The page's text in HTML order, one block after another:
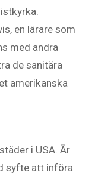
en lärare som
med andra
de sanitära
amerikanska
i USA. År
syfte att införa